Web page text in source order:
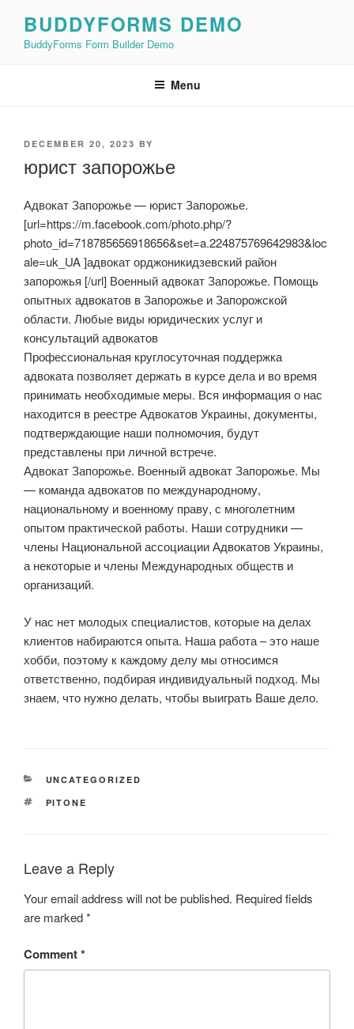
content
BUDDYFORMS DEMO
BuddyForms Form Builder Demo
Menu
POSTED
DECEMBER 20, 2023 BY
юрист запорожье
Адвокат Запорожье — юрист Запорожье.
[url=https://m.facebook.com/photo.php/?
photo_id=718785656918656&set=a.224875769642983&loc
ale=uk_UA ]адвокат орджоникидзевский район
запорожья [/url] Военный адвокат Запорожье. Помощь
опытных адвокатов в Запорожье и Запорожской
области. Любые виды юридических услуг и
консультаций адвокатов
Профессиональная круглосуточная поддержка
адвоката позволяет держать в курсе дела и во время
принимать необходимые меры. Вся информация о нас
находится в реестре Адвокатов Украины, документы,
подтверждающие наши полномочия, будут
представлены при личной встрече.
Адвокат Запорожье. Военный адвокат Запорожье. Мы
— команда адвокатов по международному,
национальному и военному праву, с многолетним
опытом практической работы. Наши сотрудники —
члены Национальной ассоциации Адвокатов Украины,
а некоторые и члены Международных обществ и
организаций.
У нас нет молодых специалистов, которые на делах
клиентов набираются опыта. Наша работа – это наше
хобби, поэтому к каждому делу мы относимся
ответственно, подбирая индивидуальный подход. Мы
знаем, что нужно делать, чтобы выиграть Ваше дело.
CATEGORIES
UNCATEGORIZED
TAGS
PITONE
Leave a Reply
Your email address will not be published. Required fields
are marked*
Comment*